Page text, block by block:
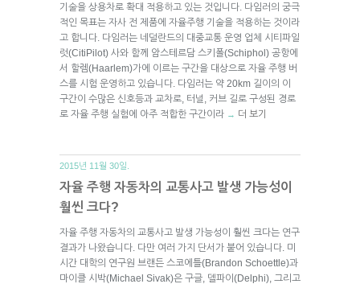
기술을 상용차로 확대 적용하고 있는 것입니다. 다임러의 궁극
적인 목표는 자사 전 제품에 자율주행 기술을 적용하는 것이라
고 합니다. 다임러는 네덜란드의 대중교통 운영 업체 시티파일
럿(CitiPilot) 사와 함께 암스테르담 스키폴(Schiphol) 공항에
서 할렘(Haarlem)가에 이르는 구간을 대상으로 자율 주행 버
스를 시험 운영하고 있습니다. 다임러는 약 20km 길이의 이
구간이 수많은 신호등과 교차로, 터널, 커브 길로 구성된 경로
로 자율 주행 실험에 아주 적합한 구간이라 → 더 보기
2015년 11월 30일.
자율 주행 자동차의 교통사고 발생 가능성이
훨씬 크다?
자율 주행 자동차의 교통사고 발생 가능성이 훨씬 크다는 연구
결과가 나왔습니다. 다만 여러 가지 단서가 붙어 있습니다. 미
시간 대학의 연구원 브랜든 스코에틀(Brandon Schoettle)과
마이클 시박(Michael Sivak)은 구글, 델파이(Delphi), 그리고